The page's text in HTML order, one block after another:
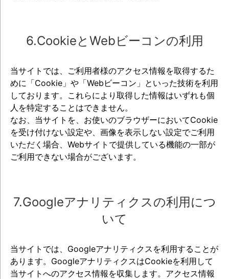
6.CookieとWebビーコンの利用
当サイトでは、ご利用者様のアクセス情報を取得するた
めに「Cookie」や「Webビーコン」といった技術を利用
しております。これらにより取得した情報はいずれも個
人を特定することはできません。
なお、当サイトを、お使いのブラウザーにおいてCookie
を受け付けない設定や、画像を表示しない設定でご利用
いただく場合、Webサイトで提供している機能の一部が
ご利用できない場合がございます。
7.Googleアナリティクスの利用につ
いて
当サイトでは、Googleアナリティクスを利用することが
あります。GoogleアナリティクスはCookieを利用して
当サイトへのアクセス情報を収集します。アクセス情報